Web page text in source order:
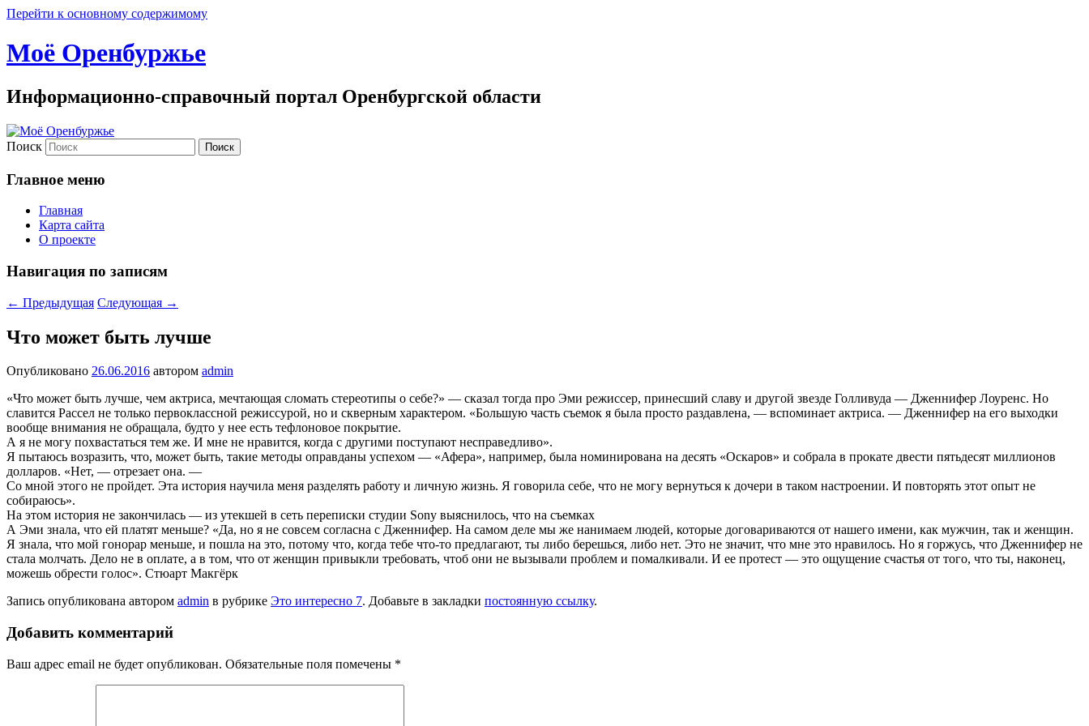
Перейти к основному содержимому
Моё Оренбуржье
Информационно-справочный портал Оренбургской области
Поиск
Главное меню
Главная
Карта сайта
О проекте
Навигация по записям
← Предыдущая Следующая →
Что может быть лучше
Опубликовано 26.06.2016 автором admin
«Что может быть лучше, чем актриса, мечтающая сломать стереотипы о себе?» — сказал тогда про Эми режиссер, принесший славу и другой звезде Голливуда — Дженнифер Лоуренс. Но
славится Рассел не только первоклассной режиссурой, но и скверным характером. «Большую часть съемок я была просто раздавлена, — вспоминает актриса. — Дженнифер на его выходки
вообще внимания не обращала, будто у нее есть тефлоновое покрытие.
А я не могу похвастаться тем же. И мне не нравится, когда с другими поступают несправедливо».
Я пытаюсь возразить, что, может быть, такие методы оправданы успехом — «Афера», например, была номинирована на десять «Оскаров» и собрала в прокате двести пятьдесят миллионов
долларов. «Нет, — отрезает она. —
Со мной этого не пройдет. Эта история научила меня разделять работу и личную жизнь. Я говорила себе, что не могу вернуться к дочери в таком настроении. И повторять этот опыт не
собираюсь».
На этом история не закончилась — из утекшей в сеть переписки студии Sony выяснилось, что на съемках
А Эми знала, что ей платят меньше? «Да, но я не совсем согласна с Дженнифер. На самом деле мы же нанимаем людей, которые договариваются от нашего имени, как мужчин, так и женщин.
Я знала, что мой гонорар меньше, и пошла на это, потому что, когда тебе что-то предлагают, ты либо берешься, либо нет. Это не значит, что мне это нравилось. Но я горжусь, что Дженнифер не
стала молчать. Дело не в оплате, а в том, что от женщин привыкли требовать, чтоб они не вызывали проблем и помалкивали. И ее протест — это ощущение счастья от того, что ты, наконец,
можешь обрести голос». Стюарт Макгёрк
Запись опубликована автором admin в рубрике Это интересно 7. Добавьте в закладки постоянную ссылку.
Добавить комментарий
Ваш адрес email не будет опубликован. Обязательные поля помечены *